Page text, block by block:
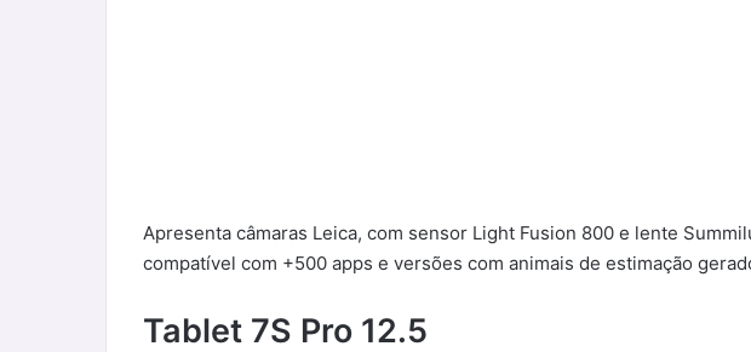
Apresenta câmaras Leica, com sensor Light Fusion 800 e lente
compatível com +500 apps e versões com animais de estimação
Tablet 7S Pro 12.5